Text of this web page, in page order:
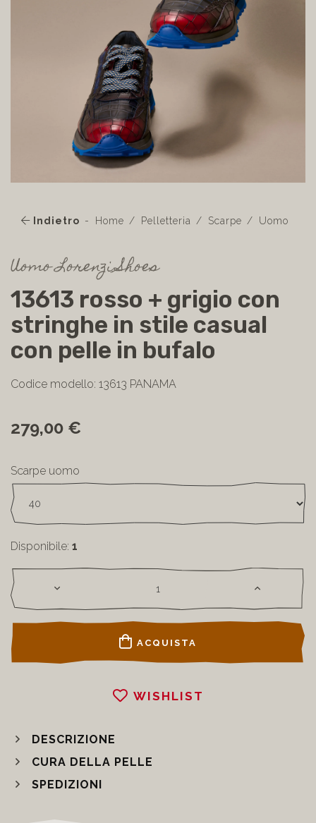
Indietro Home Pelletteria Scarpe Uomo
Uomo Lorenzi Shoes
13613 rosso + grigio con
stringhe in stile casual
con pelle in bufalo
Codice modello: 13613 PANAMA
279,00 €
Scarpe uomo
Disponibile: 1
ACQUISTA
WISHLIST
DESCRIZIONE
CURA DELLA PELLE
SPEDIZIONI